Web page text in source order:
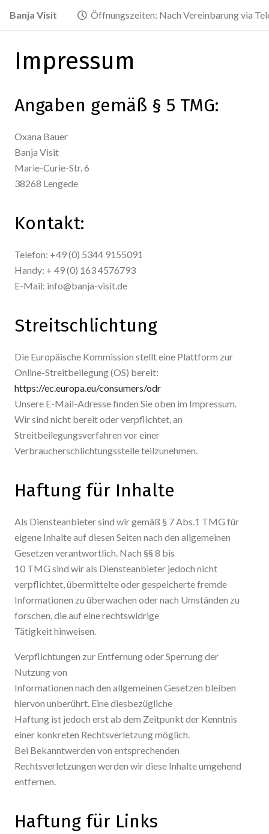
Banja Visit Öffnungszeiten: Nach Vereinbarung via
Impressum
Angaben gemäß § 5 TMG:
Oxana Bauer
Banja Visit
Marie-Curie-Str. 6
38268 Lengede
Kontakt:
Telefon: +49 (0) 5344 9155091
Handy: + 49 (0) 163 4576793
E-Mail: info@banja-visit.de
Streitschlichtung
Die Europäische Kommission stellt eine Plattform zur
Online-Streitbeilegung (OS) bereit:
https://ec.europa.eu/consumers/odr
Unsere E-Mail-Adresse finden Sie oben im Impressum.
Wir sind nicht bereit oder verpflichtet, an
Streitbeilegungsverfahren vor einer
Verbraucherschlichtungsstelle teilzunehmen.
Haftung für Inhalte
Als Diensteanbieter sind wir gemäß § 7 Abs.1 TMG für
eigene Inhalte auf diesen Seiten nach den allgemeinen
Gesetzen verantwortlich. Nach §§ 8 bis
10 TMG sind wir als Diensteanbieter jedoch nicht
verpflichtet, übermittelte oder gespeicherte fremde
Informationen zu überwachen oder nach Umständen zu
forschen, die auf eine rechtswidrige
Tätigkeit hinweisen.
Verpflichtungen zur Entfernung oder Sperrung der
Nutzung von
Informationen nach den allgemeinen Gesetzen bleiben
hiervon unberührt. Eine diesbezügliche
Haftung ist jedoch erst ab dem Zeitpunkt der Kenntnis
einer konkreten Rechtsverletzung möglich.
Bei Bekanntwerden von entsprechenden
Rechtsverletzungen werden wir diese Inhalte umgehend
entfernen.
Haftung für Links